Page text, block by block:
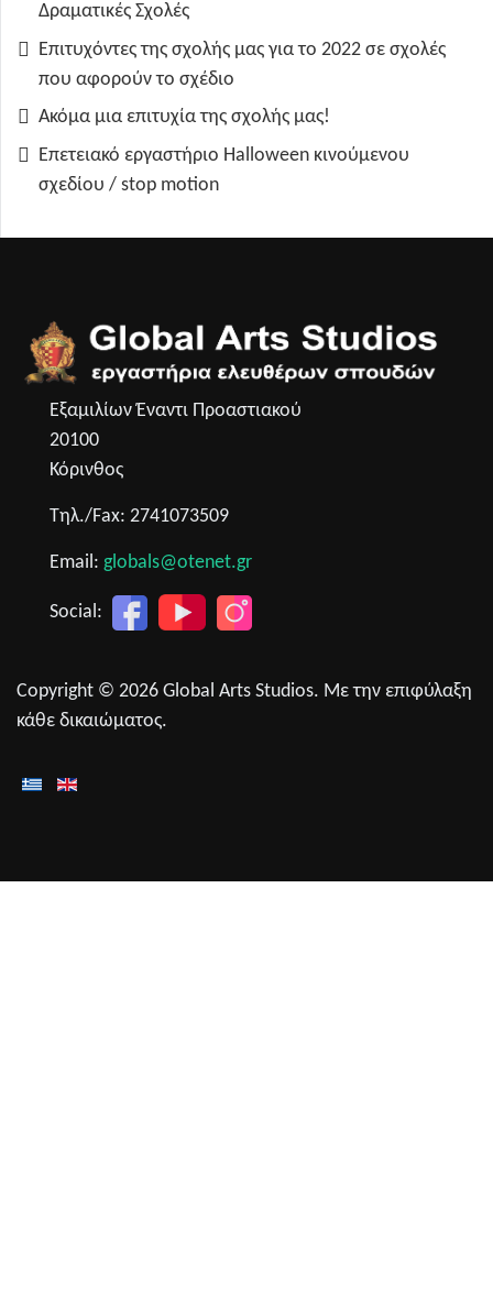
Δραματικές Σχολές
Επιτυχόντες της σχολής μας για το 2022 σε σχολές
που αφορούν το σχέδιο
Ακόμα μια επιτυχία της σχολής μας!
Επετειακό εργαστήριο Halloween κινούμενου
σχεδίου / stop motion
Εξαμιλίων Έναντι Προαστιακού
20100
Κόρινθος
Τηλ./Fax: 2741073509
Email: globals@otenet.gr
Social:
Copyright © 2026 Global Arts Studios. Με την επιφύλαξη
κάθε δικαιώματος.